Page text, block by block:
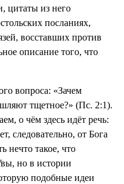
цитаты из него
посланиях,
восставших против
описание того, что
вопроса: «Зачем
тщетное?» (Пс. 2:1).
о чём здесь идёт речь:
следовательно, от Бога
нечто такое, что
но в истории
подобные идеи